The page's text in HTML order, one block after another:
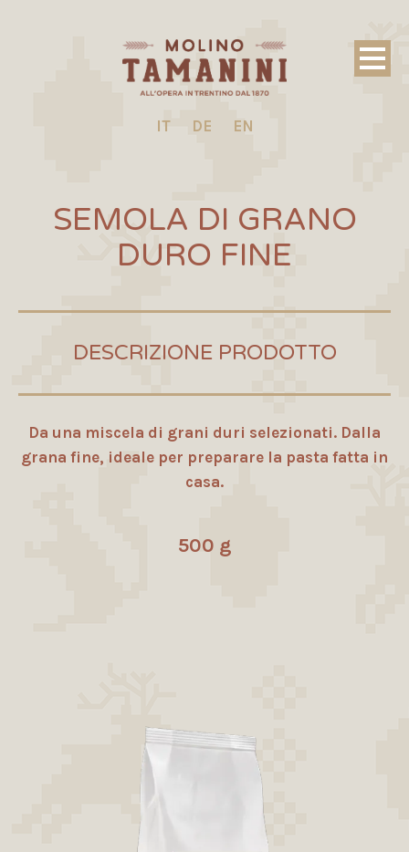
IT DE EN
SEMOLA DI GRANO
DURO FINE
DESCRIZIONE PRODOTTO
Da una miscela di grani duri selezionati. Dalla
grana fine, ideale per preparare la pasta fatta in
casa.
500 g